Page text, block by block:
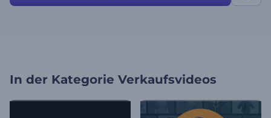
In der Kategorie Verkaufsvideos